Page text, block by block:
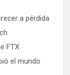
a pérdida
FTX
el mundo